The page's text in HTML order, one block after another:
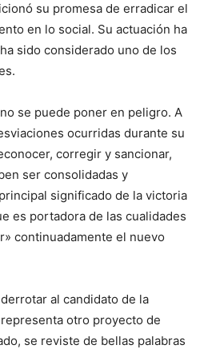
su promesa de erradicar el
en lo social. Su actuación ha
sido considerado uno de los
se puede poner en peligro. A
ocurridas durante su
corregir y sancionar,
ser consolidadas y
significado de la victoria
es portadora de las cualidades
continuadamente el nuevo
al candidato de la
otro proyecto de
se reviste de bellas palabras